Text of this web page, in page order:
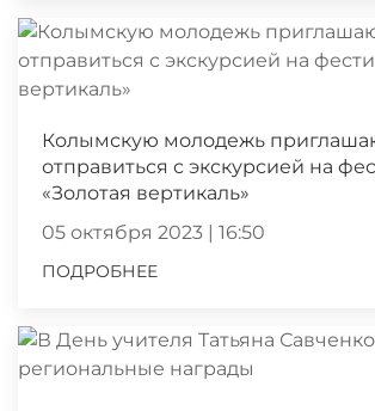
Колымскую молодежь
отправиться с экскурсией на
«Золотая вертикаль»
05 октября 2023 | 16:50
ПОДРОБНЕЕ